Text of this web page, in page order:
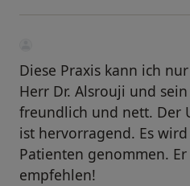
Diese Praxis kann ich
Herr Dr. Alsrouji und
freundlich und nett. Der
ist hervorragend. Es
Patienten genommen.
empfehlen!